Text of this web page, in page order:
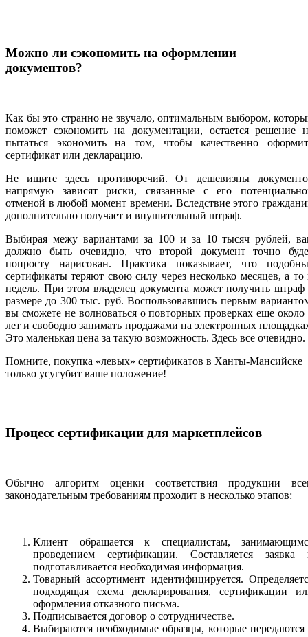
Можно ли сэкономить на оформлении
документов?
Как бы это странно не звучало, оптимальным выбором,
поможет сэкономить на документации, остается решение
пытаться экономить на том, чтобы качественно
сертификат или декларацию.
Не ищите здесь противоречий. От дешевизны
напрямую зависят риски, связанные с его
отменой в любой момент времени. Вследствие этого
дополнительно получает и внушительный штраф.
Выбирая межу вариантами за 100 и за 10 тысяч рублей,
должно быть очевидно, что второй документ точно
попросту нарисован. Практика показывает, что
сертификаты теряют свою силу через несколько месяцев, а то
недель. При этом владелец документа может получить штраф
размере до 300 тыс. руб. Воспользовавшись первым
вы сможете не волноваться о повторных проверках еще около
лет и свободно занимать продажами на электронных
Это маленькая цена за такую возможность. Здесь все очевидно.
Помните, покупка «левых» сертификатов в Ханты-Мансийске
только усугубит ваше положение!
Процесс сертификации для маркетплейсов
Обычно алгоритм оценки соответствия продукции
законодательным требованиям проходит в несколько этапов:
Клиент обращается к специалистам,
проведением сертификации. Составляется заявка
подготавливается необходимая информация.
Товарный ассортимент идентифицируется.
подходящая схема декларирования, сертификации
оформления отказного письма.
Подписывается договор о сотрудничестве.
Выбираются необходимые образцы, которые передаются